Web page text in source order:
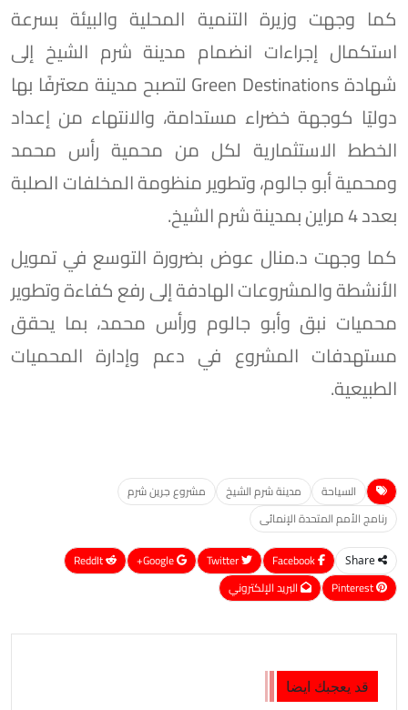
كما وجهت وزيرة التنمية المحلية والبيئة بسرعة
استكمال إجراءات انضمام مدينة شرم الشيخ إلى
شهادة Green Destinations لتصبح مدينة معترفًا بها
دوليًا كوجهة خضراء مستدامة، والانتهاء من إعداد
الخطط الاستثمارية لكل من محمية رأس محمد
ومحمية أبو جالوم، وتطوير منظومة المخلفات الصلبة
بعدد 4 مراين بمدينة شرم الشيخ.
كما وجهت د.منال عوض بضرورة التوسع في تمويل
الأنشطة والمشروعات الهادفة إلى رفع كفاءة وتطوير
محميات نبق وأبو جالوم ورأس محمد، بما يحقق
مستهدفات المشروع في دعم وإدارة المحميات
الطبيعية.
السياحة مدينة شرم الشيخ
مشروع جرين شرم
رنامج الأمم المتحدة الإنمائى
Share
Google+
ReddIt
Pinterest
البريد الإلكتروني
قد يعجبك ايضا